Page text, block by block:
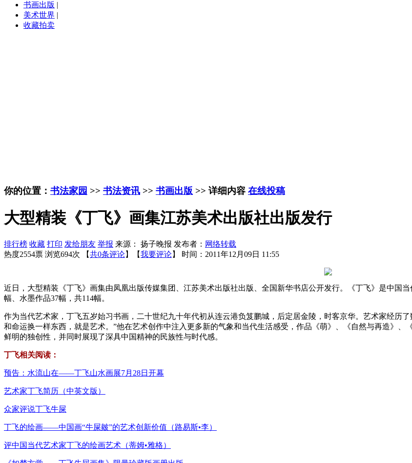
书画出版 |
美术世界 |
收藏拍卖
你的位置： 书法家园 >> 书法资讯 >> 书画出版 >> 详细内容 在线投稿
大型精装《丁飞》画集江苏美术出版社出版发行
排行榜 收藏 打印 发给朋友 举报 来源： 扬子晚报 发布者： 网络转载
热度2554票 浏览694次 【共0条评论】【我要评论】 时间：2011年12月09日 11:55
近日，大型精装《丁飞》画集由凤凰出版传媒集团、江苏美术出版社出版、全国新华书店公开发行。《丁飞》是中国
幅、水墨作品37幅，共114幅。
作为当代艺术家，丁飞五岁始习书画，二十世纪九十年代初从连云港负笈鹏城，后定居金陵，时客京华。艺术家经历
和命运换一样东西，就是艺术。”他在艺术创作中注入更多新的气象和当代生活感受，作品《萌》、《自然与再造》
鲜明的独创性，并同时展现了深具中国精神的民族性与时代感。
丁飞相关阅读：
预告：水流山在——丁飞山水画展7月28日开幕
艺术家丁飞简历（中英文版）
众家评说丁飞牛屎
丁飞的绘画——中国画“牛屎皴”的艺术创新价值（路易斯•李）
评中国当代艺术家丁飞的绘画艺术（蒂姆•雅格）